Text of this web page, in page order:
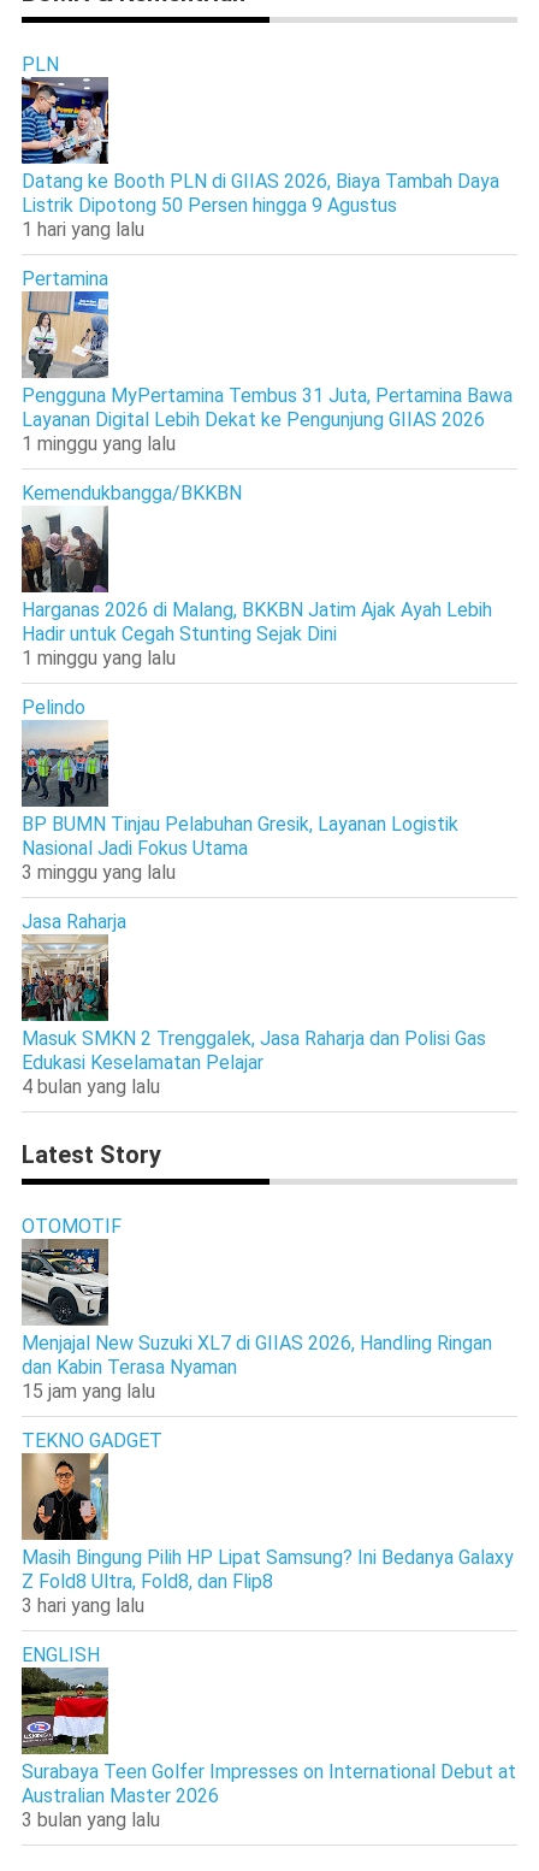
PLN
Datang ke Booth PLN di GIIAS 2026, Biaya Tambah Daya
Listrik Dipotong 50 Persen hingga 9 Agustus
1 hari yang lalu
Pertamina
Pengguna MyPertamina Tembus 31 Juta, Pertamina Bawa
Layanan Digital Lebih Dekat ke Pengunjung GIIAS 2026
1 minggu yang lalu
Kemendukbangga/BKKBN
Harganas 2026 di Malang, BKKBN Jatim Ajak Ayah Lebih
Hadir untuk Cegah Stunting Sejak Dini
1 minggu yang lalu
Pelindo
BP BUMN Tinjau Pelabuhan Gresik, Layanan Logistik
Nasional Jadi Fokus Utama
3 minggu yang lalu
Jasa Raharja
Masuk SMKN 2 Trenggalek, Jasa Raharja dan Polisi Gas
Edukasi Keselamatan Pelajar
4 bulan yang lalu
Latest Story
OTOMOTIF
Menjajal New Suzuki XL7 di GIIAS 2026, Handling Ringan
dan Kabin Terasa Nyaman
15 jam yang lalu
TEKNO GADGET
Masih Bingung Pilih HP Lipat Samsung? Ini Bedanya Galaxy
Z Fold8 Ultra, Fold8, dan Flip8
3 hari yang lalu
ENGLISH
Surabaya Teen Golfer Impresses on International Debut at
Australian Master 2026
3 bulan yang lalu